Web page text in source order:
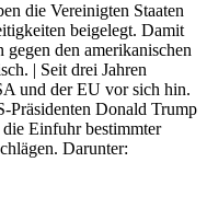
die Vereinigten Staaten
beigelegt. Damit
den amerikanischen
| Seit drei Jahren
und der EU vor sich hin.
Präsidenten Donald Trump
Einfuhr bestimmter
Darunter: